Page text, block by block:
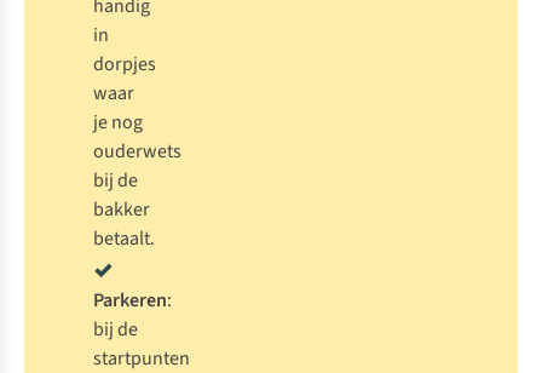
handig
in
dorpjes
waar
je nog
ouderwets
bij de
bakker
betaalt.
Parkeren:
bij de
startpunten